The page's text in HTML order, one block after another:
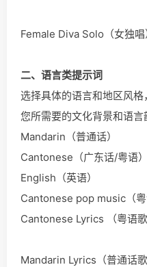
Female Diva Solo（女独唱
二、语言类提示词
选择具体的语言和地区风
您所需要的文化背景和语言
Mandarin（普通话）
Cantonese（广东话/粤语）
English（英语）
Cantonese pop music（粤
Cantonese Lyrics （粤语歌
Mandarin Lyrics（普通话歌